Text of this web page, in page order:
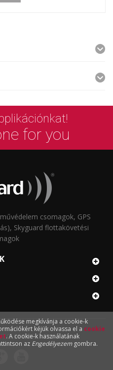
for you
csomagok, GPS
Skyguard flottakövetési
SECURIT Zrt.
megkívánja a cookie-k
kéjük olvassa el a cookie
. A cookie-k használatának
az Engedélyezemgombra.